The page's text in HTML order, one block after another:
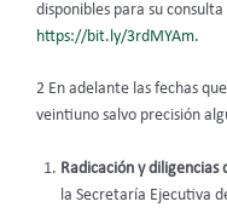
disponibles para su
https://bit.ly/3rdMYAm.
2 En adelante las fechas
veintiuno salvo precisión
Radicación y diligencias
la Secretaría Ejecutiva